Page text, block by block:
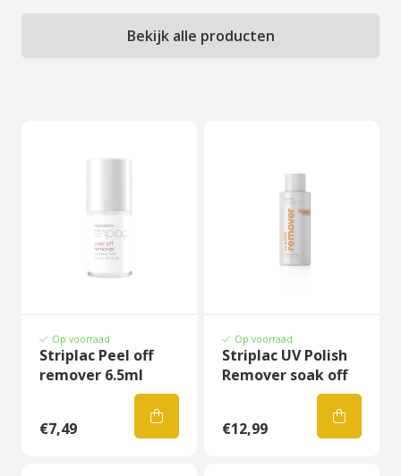
Bekijk alle producten
Op voorraad
Striplac Peel off
remover 6.5ml
€7,49
Op voorraad
Striplac UV Polish
Remover soak off
€12,99